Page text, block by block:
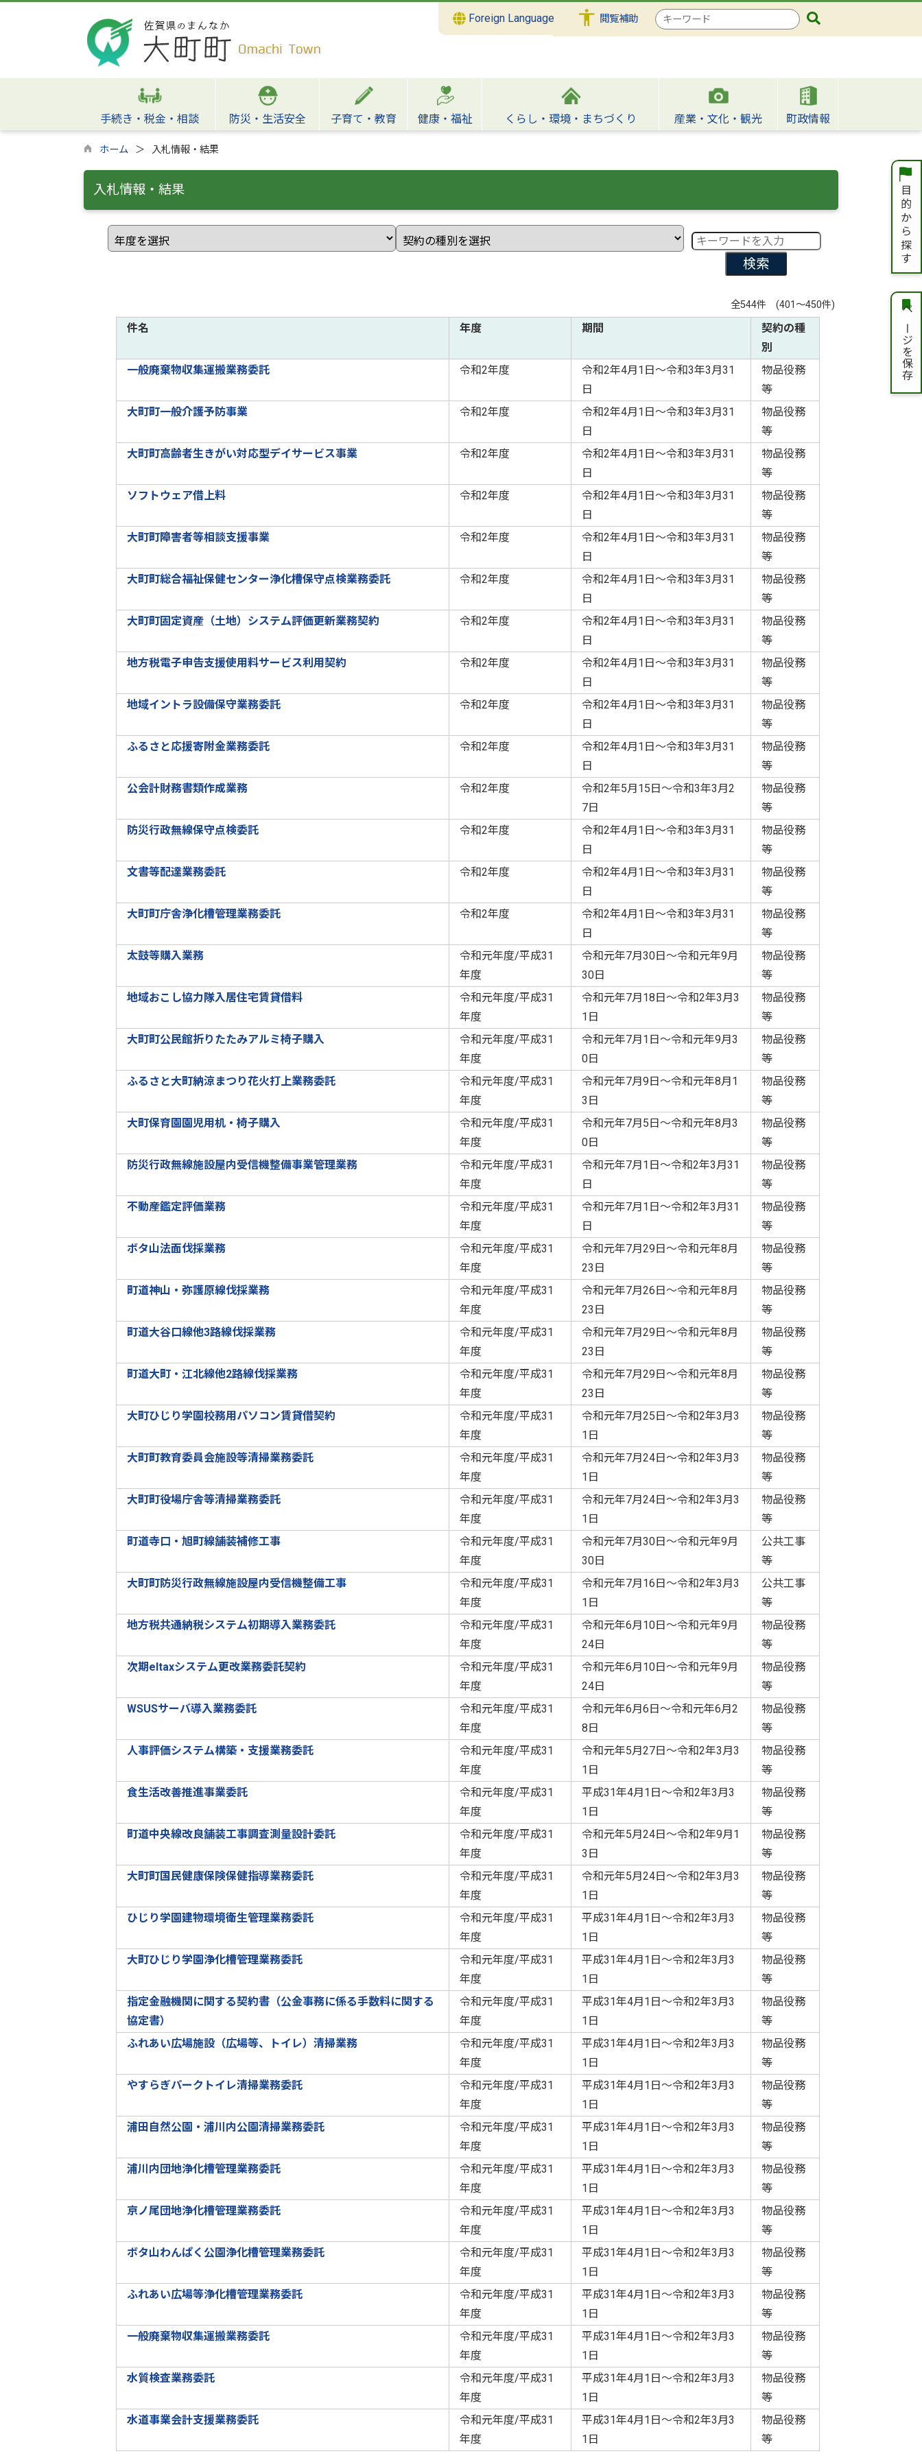
Foreign Language 閲覧補助
検
索
手続き・税金・相談 防災・生活安全 子育て・教育 健康・福祉 くらし・環境・まちづくり 産業・文化・観光 町政情報
ホーム 入札情報・結果
入札情報・結果
検索
全544件 (401～450件)
件名 年度 期間
契約の種
別
一般廃棄物収集運搬業務委託
令和2年度
令和2年4月1日～令和3年3月31
日
物品役務
等
大町町一般介護予防事業
令和2年度
令和2年4月1日～令和3年3月31
日
物品役務
等
大町町高齢者生きがい対応型デイサービス事業
令和2年度
令和2年4月1日～令和3年3月31
日
物品役務
等
ソフトウェア借上料
令和2年度
令和2年4月1日～令和3年3月31
日
物品役務
等
大町町障害者等相談支援事業
令和2年度
令和2年4月1日～令和3年3月31
日
物品役務
等
大町町総合福祉保健センター浄化槽保守点検業務委託
令和2年度
令和2年4月1日～令和3年3月31
日
物品役務
等
大町町固定資産（土地）システム評価更新業務契約
令和2年度
令和2年4月1日～令和3年3月31
日
物品役務
等
地方税電子申告支援使用料サービス利用契約
令和2年度
令和2年4月1日～令和3年3月31
日
物品役務
等
地域イントラ設備保守業務委託
令和2年度
令和2年4月1日～令和3年3月31
日
物品役務
等
ふるさと応援寄附金業務委託
令和2年度
令和2年4月1日～令和3年3月31
日
物品役務
等
公会計財務書類作成業務
令和2年度
令和2年5月15日～令和3年3月2
7日
物品役務
等
防災行政無線保守点検委託
令和2年度
令和2年4月1日～令和3年3月31
日
物品役務
等
文書等配達業務委託
令和2年度
令和2年4月1日～令和3年3月31
日
物品役務
等
大町町庁舎浄化槽管理業務委託
令和2年度
令和2年4月1日～令和3年3月31
日
物品役務
等
太鼓等購入業務
令和元年度/平成31
年度
令和元年7月30日～令和元年9月
30日
物品役務
等
地域おこし協力隊入居住宅賃貸借料
令和元年度/平成31
年度
令和元年7月18日～令和2年3月3
1日
物品役務
等
大町町公民館折りたたみアルミ椅子購入
令和元年度/平成31
年度
令和元年7月1日～令和元年9月3
0日
物品役務
等
ふるさと大町納涼まつり花火打上業務委託
令和元年度/平成31
年度
令和元年7月9日～令和元年8月1
3日
物品役務
等
大町保育園園児用机・椅子購入
令和元年度/平成31
年度
令和元年7月5日～令和元年8月3
0日
物品役務
等
防災行政無線施設屋内受信機整備事業管理業務
令和元年度/平成31
年度
令和元年7月1日～令和2年3月31
日
物品役務
等
不動産鑑定評価業務
令和元年度/平成31
年度
令和元年7月1日～令和2年3月31
日
物品役務
等
ボタ山法面伐採業務
令和元年度/平成31
年度
令和元年7月29日～令和元年8月
23日
物品役務
等
町道神山・弥護原線伐採業務
令和元年度/平成31
年度
令和元年7月26日～令和元年8月
23日
物品役務
等
町道大谷口線他3路線伐採業務
令和元年度/平成31
年度
令和元年7月29日～令和元年8月
23日
物品役務
等
町道大町・江北線他2路線伐採業務
令和元年度/平成31
年度
令和元年7月29日～令和元年8月
23日
物品役務
等
大町ひじり学園校務用パソコン賃貸借契約
令和元年度/平成31
年度
令和元年7月25日～令和2年3月3
1日
物品役務
等
大町町教育委員会施設等清掃業務委託
令和元年度/平成31
年度
令和元年7月24日～令和2年3月3
1日
物品役務
等
大町町役場庁舎等清掃業務委託
令和元年度/平成31
年度
令和元年7月24日～令和2年3月3
1日
物品役務
等
町道寺口・旭町線舗装補修工事
令和元年度/平成31
年度
令和元年7月30日～令和元年9月
30日
公共工事
等
大町町防災行政無線施設屋内受信機整備工事
令和元年度/平成31
年度
令和元年7月16日～令和2年3月3
1日
公共工事
等
地方税共通納税システム初期導入業務委託
令和元年度/平成31
年度
令和元年6月10日～令和元年9月
24日
物品役務
等
次期eltaxシステム更改業務委託契約
令和元年度/平成31
年度
令和元年6月10日～令和元年9月
24日
物品役務
等
WSUSサーバ導入業務委託
令和元年度/平成31
年度
令和元年6月6日～令和元年6月2
8日
物品役務
等
人事評価システム構築・支援業務委託
令和元年度/平成31
年度
令和元年5月27日～令和2年3月3
1日
物品役務
等
食生活改善推進事業委託
令和元年度/平成31
年度
平成31年4月1日～令和2年3月3
1日
物品役務
等
町道中央線改良舗装工事調査測量設計委託
令和元年度/平成31
年度
令和元年5月24日～令和2年9月1
3日
物品役務
等
大町町国民健康保険保健指導業務委託
令和元年度/平成31
年度
令和元年5月24日～令和2年3月3
1日
物品役務
等
ひじり学園建物環境衛生管理業務委託
令和元年度/平成31
年度
平成31年4月1日～令和2年3月3
1日
物品役務
等
大町ひじり学園浄化槽管理業務委託
令和元年度/平成31
年度
平成31年4月1日～令和2年3月3
1日
物品役務
等
指定金融機関に関する契約書（公金事務に係る手数料に関する
協定書）
令和元年度/平成31
年度
平成31年4月1日～令和2年3月3
1日
物品役務
等
ふれあい広場施設（広場等、トイレ）清掃業務
令和元年度/平成31
年度
平成31年4月1日～令和2年3月3
1日
物品役務
等
やすらぎパークトイレ清掃業務委託
令和元年度/平成31
年度
平成31年4月1日～令和2年3月3
1日
物品役務
等
浦田自然公園・浦川内公園清掃業務委託
令和元年度/平成31
年度
平成31年4月1日～令和2年3月3
1日
物品役務
等
浦川内団地浄化槽管理業務委託
令和元年度/平成31
年度
平成31年4月1日～令和2年3月3
1日
物品役務
等
京ノ尾団地浄化槽管理業務委託
令和元年度/平成31
年度
平成31年4月1日～令和2年3月3
1日
物品役務
等
ボタ山わんぱく公園浄化槽管理業務委託
令和元年度/平成31
年度
平成31年4月1日～令和2年3月3
1日
物品役務
等
ふれあい広場等浄化槽管理業務委託
令和元年度/平成31
年度
平成31年4月1日～令和2年3月3
1日
物品役務
等
一般廃棄物収集運搬業務委託
令和元年度/平成31
年度
平成31年4月1日～令和2年3月3
1日
物品役務
等
水質検査業務委託
令和元年度/平成31
年度
平成31年4月1日～令和2年3月3
1日
物品役務
等
水道事業会計支援業務委託
令和元年度/平成31
年度
平成31年4月1日～令和2年3月3
1日
物品役務
等
ページを保存